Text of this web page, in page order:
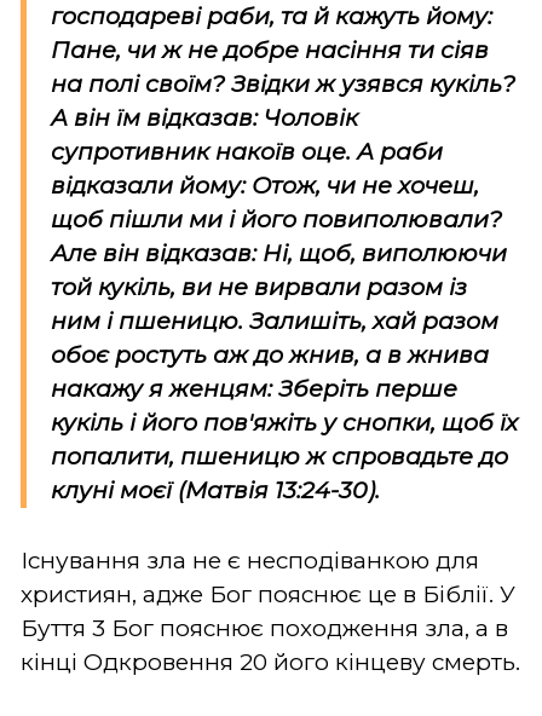
господареві раби, та й кажуть йому:
Пане, чи ж не добре насіння ти сіяв
на полі своїм? Звідки ж узявся кукіль?
А він їм відказав: Чоловік
супротивник накоїв оце. А раби
відказали йому: Отож, чи не хочеш,
щоб пішли ми і його повиполювали?
Але він відказав: Ні, щоб, виполюючи
той кукіль, ви не вирвали разом із
ним і пшеницю. Залишіть, хай разом
обоє ростуть аж до жнив, а в жнива
накажу я женцям: Зберіть перше
кукіль і його пов'яжіть у снопки, щоб їх
попалити, пшеницю ж спровадьте до
клуні моєї (Матвія 13:24-30).
Існування зла не є несподіванкою для
християн, адже Бог пояснює це в Біблії. У
Буття 3 Бог пояснює походження зла, а в
кінці Одкровення 20 його кінцеву смерть.